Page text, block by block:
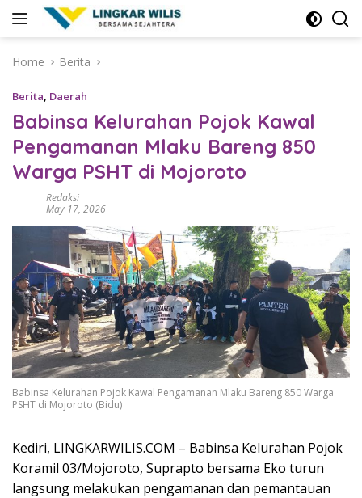
Home
Berita
Berita, Daerah
Babinsa Kelurahan Pojok Kawal
Pengamanan Mlaku Bareng 850
Warga PSHT di Mojoroto
Redaksi
May 17, 2026
Babinsa Kelurahan Pojok Kawal Pengamanan Mlaku Bareng 850 Warga
PSHT di Mojoroto (Bidu)
Kediri, LINGKARWILIS.COM – Babinsa Kelurahan Pojok
Koramil 03/Mojoroto, Suprapto bersama Eko turun
langsung melakukan pengamanan dan pemantauan